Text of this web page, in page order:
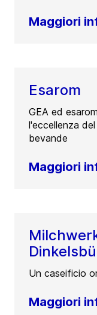
Maggiori
Esarom
GEA ed
l'eccellenza
bevande
Maggiori
Un caseificio
Maggiori